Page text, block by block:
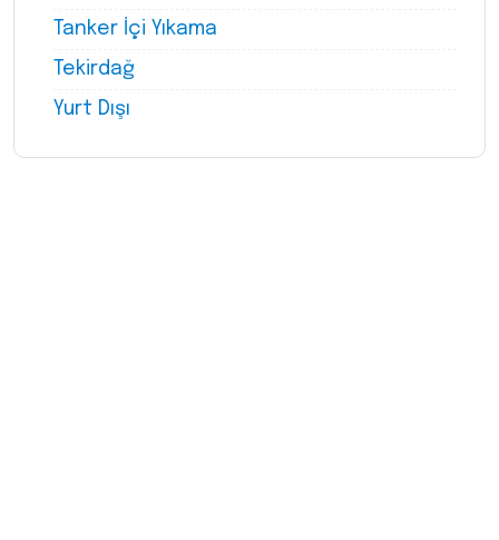
Tanker İçi Yıkama
Tekirdağ
Yurt Dışı